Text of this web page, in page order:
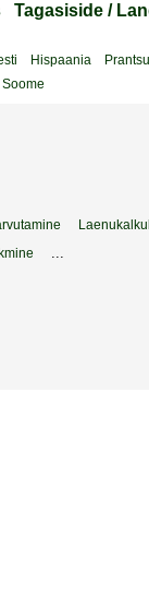
Tagasiside /
Hispaania
Soome
...